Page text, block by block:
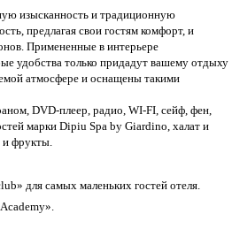
изысканность и традиционную
предлагая свои гостям комфорт, и
Примененные в интерьере
удобства только придадут вашему отдыху
атмосфере и оснащены такими
DVD-плеер, радио, WI-FI, сейф, фен,
марки Dipiu Spa by Giardino, халат и
и фрукты.
для самых маленьких гостей отеля.